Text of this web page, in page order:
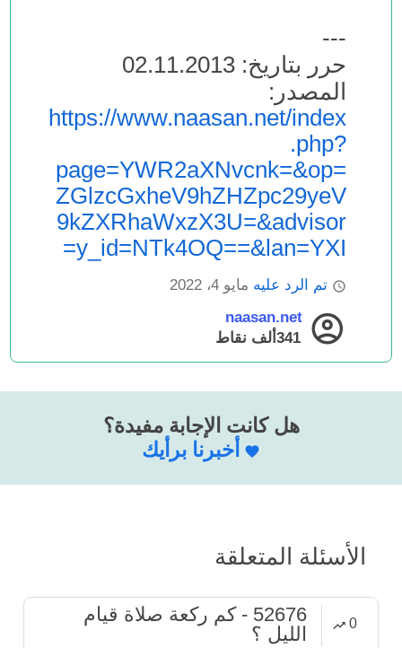
---
حرر بتاريخ: 02.11.2013
المصدر:
https://www.naasan.net/index
.php?
page=YWR2aXNvcnk=&op=
ZGlzcGxheV9hZHZpc29yeV
9kZXRhaWxzX3U=&advisor
y_id=NTk4OQ==&lan=YXI=
تم الرد عليه مايو 4، 2022
naasan.net
341ألف
نقاط
هل كانت الإجابة مفيدة؟
أخبرنا برأيك
الأسئلة المتعلقة
0
52676 - كم ركعة صلاة قيام
الليل ؟